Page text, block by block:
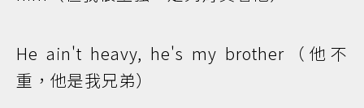
He ain't heavy, he's my brother（他不
重，他是我兄弟）